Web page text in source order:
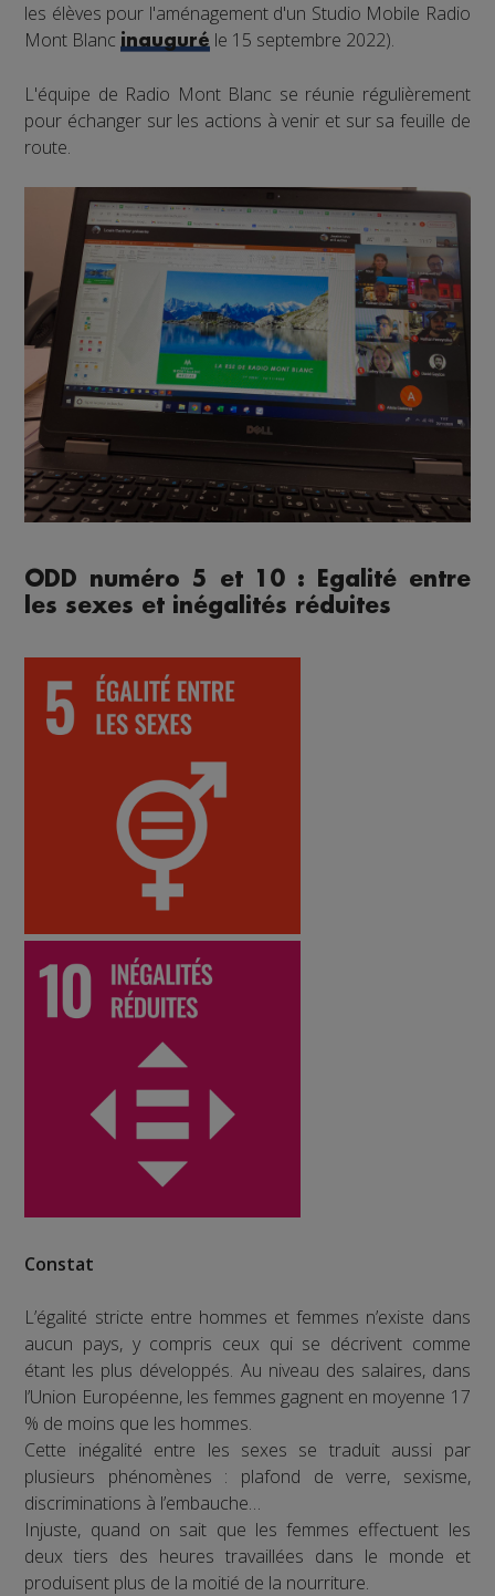
les élèves pour l'aménagement d'un Studio Mobile Radio
Mont Blancinauguré le 15 septembre 2022).
L'équipe de Radio Mont Blanc se réunie régulièrement
pour échanger sur les actions à venir et sur sa feuille de
route.
ODD numéro 5 et 10 : Egalité entre
les sexes et inégalités réduites
Constat
L’égalité stricte entre hommes et femmes n’existe dans
aucun pays, y compris ceux qui se décrivent comme
étant les plus développés. Au niveau des salaires, dans
l’Union Européenne, les femmes gagnent en moyenne 17
% de moins que les hommes.
Cette inégalité entre les sexes se traduit aussi par
plusieurs phénomènes : plafond de verre, sexisme,
discriminations à l’embauche…
Injuste, quand on sait que les femmes effectuent les
deux tiers des heures travaillées dans le monde et
produisent plus de la moitié de la nourriture.